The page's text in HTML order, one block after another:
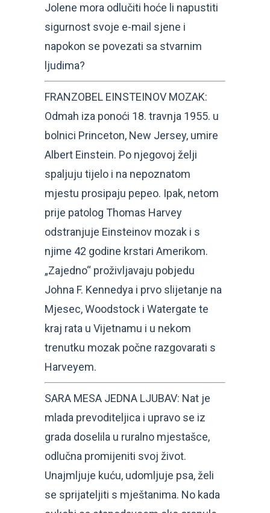
Jolene mora odlučiti hoće li napustiti
sigurnost svoje e-mail sjene i
napokon se povezati sa stvarnim
ljudima?
FRANZOBEL EINSTEINOV MOZAK:
Odmah iza ponoći 18. travnja 1955. u
bolnici Princeton, New Jersey, umire
Albert Einstein. Po njegovoj želji
spaljuju tijelo i na nepoznatom
mjestu prosipaju pepeo. Ipak, netom
prije patolog Thomas Harvey
odstranjuje Einsteinov mozak i s
njime 42 godine krstari Amerikom.
„Zajedno“ proživljavaju pobjedu
Johna F. Kennedya i prvo slijetanje na
Mjesec, Woodstock i Watergate te
kraj rata u Vijetnamu i u nekom
trenutku mozak počne razgovarati s
Harveyem.
SARA MESA JEDNA LJUBAV: Nat je
mlada prevoditeljica i upravo se iz
grada doselila u ruralno mjestašce,
odlučna promijeniti svoj život.
Unajmljuje kuću, udomljuje psa, želi
se sprijateljiti s mještanima. No kada